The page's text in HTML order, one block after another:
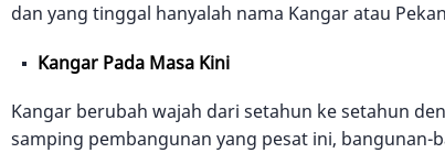
dan yang tinggal hanyalah nama Kangar atau
Kangar Pada Masa Kini
Kangar berubah wajah dari setahun ke setahun
samping pembangunan yang pesat ini,